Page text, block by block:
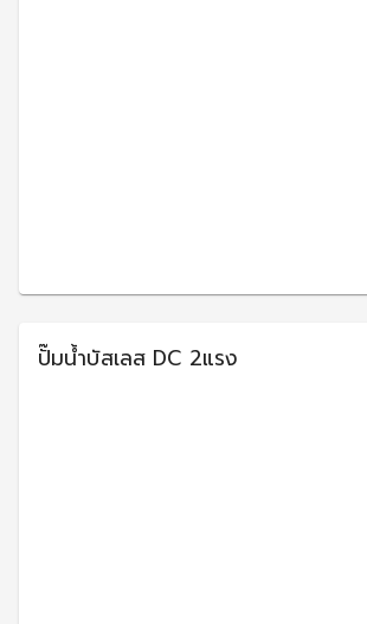
ปั๊มน้ำบัสเลส DC 2แรง